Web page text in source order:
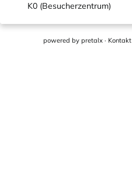
K0 (Besucherzentrum)
powered by pretalx · Kontakt